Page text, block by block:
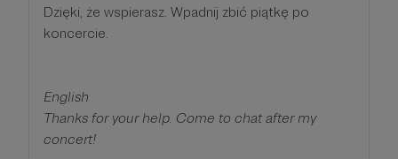
Dzięki, że wspierasz. Wpadnij zbić piątkę po
koncercie.
English
Thanks for your help. Come to chat after my
concert!